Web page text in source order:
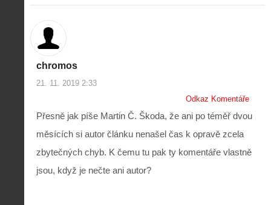
chromos
21. 11. 2019 2:33
Odkaz Komentáře
Přesně jak píše Martin Č. Škoda, že ani po téměř dvou
měsících si autor článku nenašel čas k opravě zcela
zbytečných chyb. K čemu tu pak ty komentáře vlastně
jsou, když je nečte ani autor?